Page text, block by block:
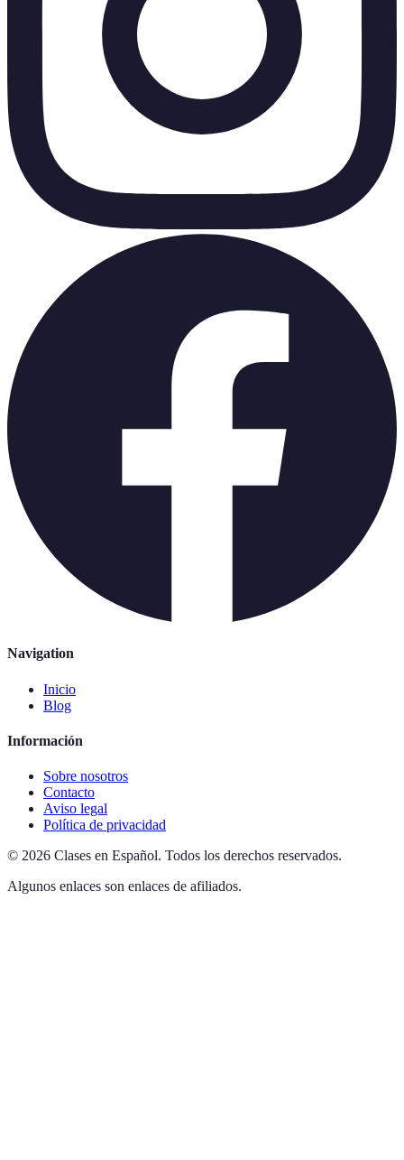
Navigation
Inicio
Blog
Información
Sobre nosotros
Contacto
Aviso legal
Política de privacidad
© 2026 Clases en Español. Todos los derechos reservados.
Algunos enlaces son enlaces de afiliados.